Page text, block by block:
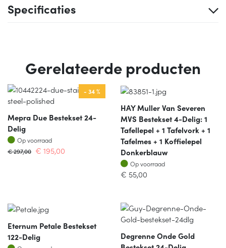
Specificaties
Gerelateerde producten
- 34 %
Mepra Due Bestekset 24-
Delig
Op voorraad
Op voorraad
€297,00 € 195,00
HAY Muller Van Severen
MVS Bestekset 4-Delig: 1
Tafellepel + 1 Tafelvork + 1
Tafelmes + 1 Koffielepel
Donkerblauw
Op voorraad
Op voorraad
€ 55,00
Eternum Petale Bestekset
122-Delig
Op voorraad
Degrenne Onde Gold